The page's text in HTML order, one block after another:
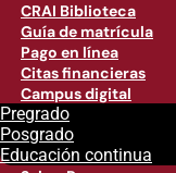
CRAI Biblioteca
Guía de matrícula
Pago en línea
Citas financieras
Campus digital
Pregrado
Posgrado
Educación continua